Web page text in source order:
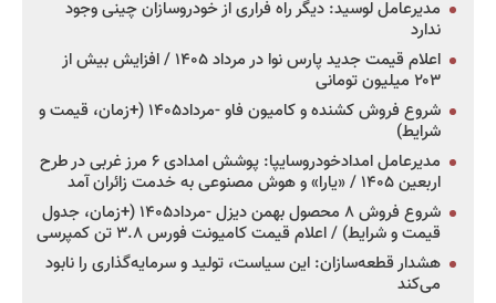
مدیرعامل لوسید: دیگر راه فراری از خودروسازان چینی وجود
ندارد
اعلام قیمت جدید پارس نوا در مرداد ۱۴۰۵ / افزایش بیش از
۲۰۳ میلیون تومانی
شروع فروش کشنده و کامیون فاو -مرداد۱۴۰۵ (+زمان، قیمت و
شرایط)
مدیرعامل امدادخودروسایپا: پوشش امدادی ۶ مرز غربی در طرح
اربعین ۱۴۰۵ / «یارا» و هوش مصنوعی به خدمت زائران آمد
شروع فروش ۸ محصول بهمن دیزل -مرداد۱۴۰۵ (+زمان، جدول
قیمت و شرایط) / اعلام قیمت کامیونت فورس ۳.۸ تن کمپرسی
هشدار قطعه‌سازان: این سیاست، تولید و سرمایه‌گذاری را نابود
می‌کند